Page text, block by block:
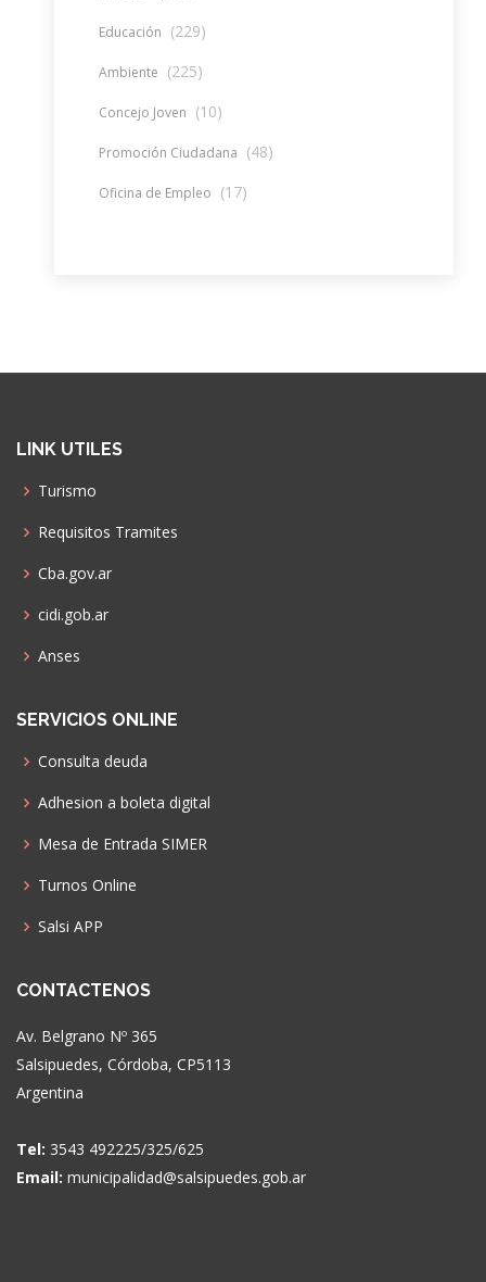
Educación (229)
Ambiente (225)
Concejo Joven (10)
Promoción Ciudadana (48)
Oficina de Empleo (17)
LINK UTILES
Turismo
Requisitos Tramites
Cba.gov.ar
cidi.gob.ar
Anses
SERVICIOS ONLINE
Consulta deuda
Adhesion a boleta digital
Mesa de Entrada SIMER
Turnos Online
Salsi APP
CONTACTENOS
Av. Belgrano Nº 365
Salsipuedes, Córdoba, CP5113
Argentina
Tel: 3543 492225/325/625
Email: municipalidad@salsipuedes.gob.ar